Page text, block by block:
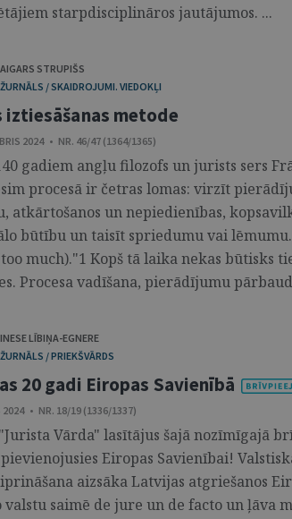
starpdisciplināros jautājumos. ...
AIGARS STRUPIŠS
ŽURNĀLS / SKAIDROJUMI. VIEDOKĻI
iztiesāšanas metode
2024 • NR. 46/47 (1364/1365)
gadiem angļu filozofs un jurists sers
procesā ir četras lomas: virzīt
atkārtošanos un nepiedienības,
būtību un taisīt spriedumu vai
much)."1 Kopš tā laika nekas būtisks
Procesa vadīšana, pierādījumu
INESE LĪBIŅA-EGNERE
ŽURNĀLS / PRIEKŠVĀRDS
20 gadi Eiropas Savienībā
2024 • NR. 18/19 (1336/1337)
Vārda" lasītājus šajā nozīmīgajā
Eiropas Savienībai!
aizsāka Latvijas atgriešanos
valstu saimē de jure un de facto un ļāva